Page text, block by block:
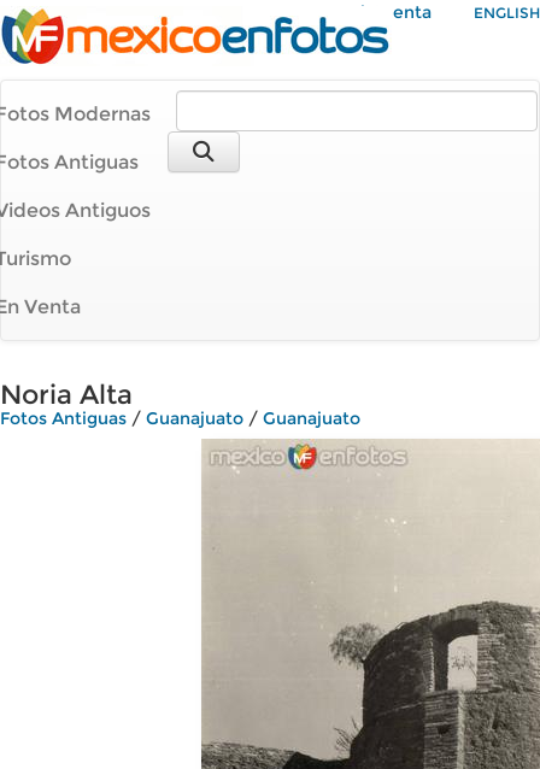
Mi Cuenta ENGLISH
Modernas
Antiguas
Antiguos
Venta
Noria Alta
Fotos Antiguas / Guanajuato / Guanajuato